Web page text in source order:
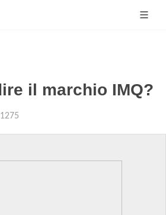
il marchio IMQ?
1275